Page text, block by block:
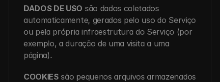
DADOS DE USO são dados coletados
automaticamente, gerados pelo uso do Serviço
ou pela própria infraestrutura do Serviço (por
exemplo, a duração de uma visita a uma
página).
COOKIES são pequenos arquivos armazenados